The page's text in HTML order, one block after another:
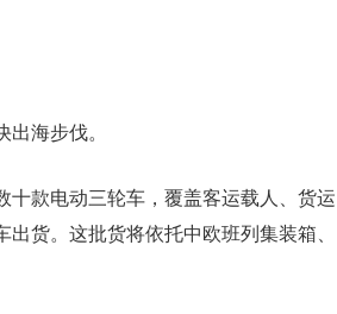
海步伐。
款电动三轮车，覆盖客运载人、货运
货。这批货将依托中欧班列集装箱、